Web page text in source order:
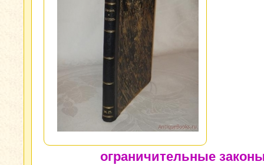
ограничительные